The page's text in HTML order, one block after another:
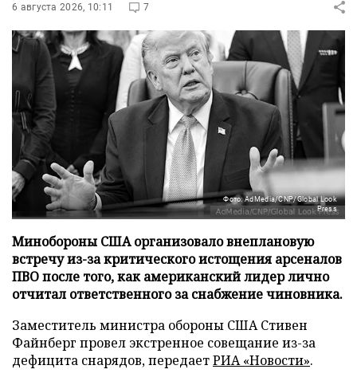
6 августа 2026, 10:11 7
Фото: AdMedia/CNP/Global Look
Press
Минобороны США организовало внеплановую
встречу из-за критического истощения арсеналов
ПВО после того, как американский лидер лично
отчитал ответственного за снабжение чиновника.
Заместитель министра обороны США Стивен
Файнберг провел экстренное совещание из-за
дефицита снарядов, передаетРИА «Новости».